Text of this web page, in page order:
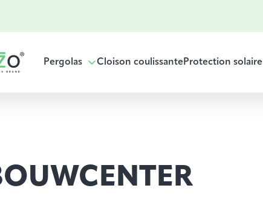
Pergolas Cloison coulissanteProtection solaire